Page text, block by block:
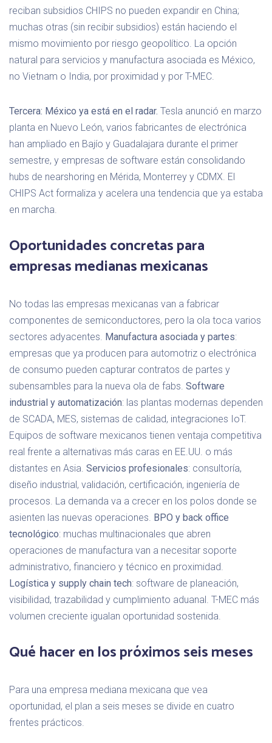
reciban subsidios CHIPS no pueden expandir en China;
muchas otras (sin recibir subsidios) están haciendo el
mismo movimiento por riesgo geopolítico. La opción
natural para servicios y manufactura asociada es México,
no Vietnam o India, por proximidad y por T-MEC.
Tercera: México ya está en el radar. Tesla anunció en marzo
planta en Nuevo León, varios fabricantes de electrónica
han ampliado en Bajío y Guadalajara durante el primer
semestre, y empresas de software están consolidando
hubs de nearshoring en Mérida, Monterrey y CDMX. El
CHIPS Act formaliza y acelera una tendencia que ya estaba
en marcha.
Oportunidades concretas para
empresas medianas mexicanas
No todas las empresas mexicanas van a fabricar
componentes de semiconductores, pero la ola toca varios
sectores adyacentes. Manufactura asociada y partes:
empresas que ya producen para automotriz o electrónica
de consumo pueden capturar contratos de partes y
subensambles para la nueva ola de fabs. Software
industrial y automatización: las plantas modernas dependen
de SCADA, MES, sistemas de calidad, integraciones IoT.
Equipos de software mexicanos tienen ventaja competitiva
real frente a alternativas más caras en EE.UU. o más
distantes en Asia. Servicios profesionales: consultoría,
diseño industrial, validación, certificación, ingeniería de
procesos. La demanda va a crecer en los polos donde se
asienten las nuevas operaciones. BPO y back office
tecnológico: muchas multinacionales que abren
operaciones de manufactura van a necesitar soporte
administrativo, financiero y técnico en proximidad.
Logística y supply chain tech: software de planeación,
visibilidad, trazabilidad y cumplimiento aduanal. T-MEC más
volumen creciente igualan oportunidad sostenida.
Qué hacer en los próximos seis meses
Para una empresa mediana mexicana que vea
oportunidad, el plan a seis meses se divide en cuatro
frentes prácticos.